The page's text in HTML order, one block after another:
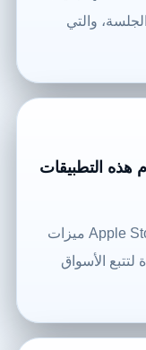
الجلسة، والتي
هذه التطبيقات
أضاف تطبيق Google Finance وApple Stocks ميزات
الأسواق